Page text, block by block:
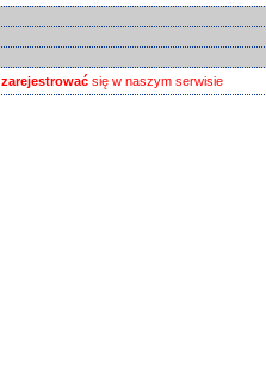
zarejestrowaćsię w naszym serwisie